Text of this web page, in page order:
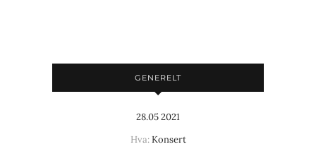
GENERELT
28.05 2021
Hva:Konsert